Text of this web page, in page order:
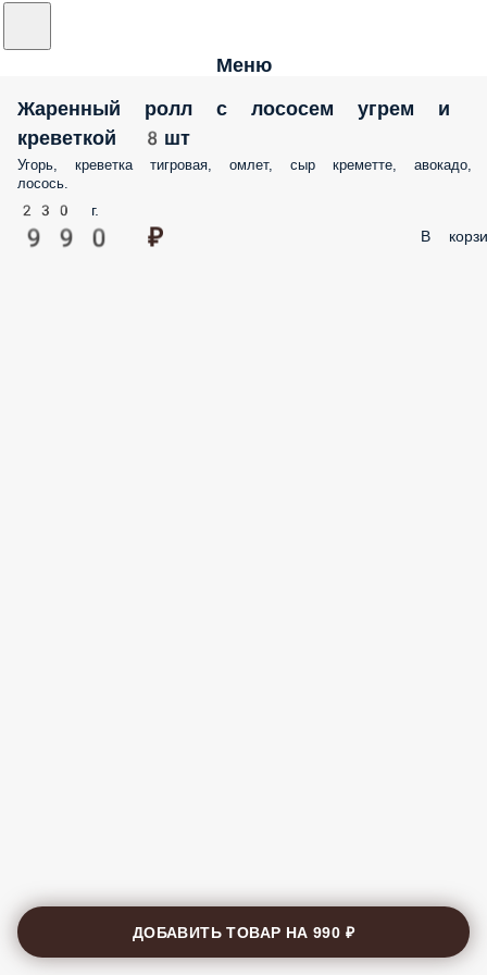
Меню
Жаренный ролл с лососем угрем и
креветкой 8шт
Угорь, креветка тигровая, омлет, сыр креметте, авокадо,
лосось.
230 г.
990 ₽ В
ДОБАВИТЬ ТОВАР НА990 ₽